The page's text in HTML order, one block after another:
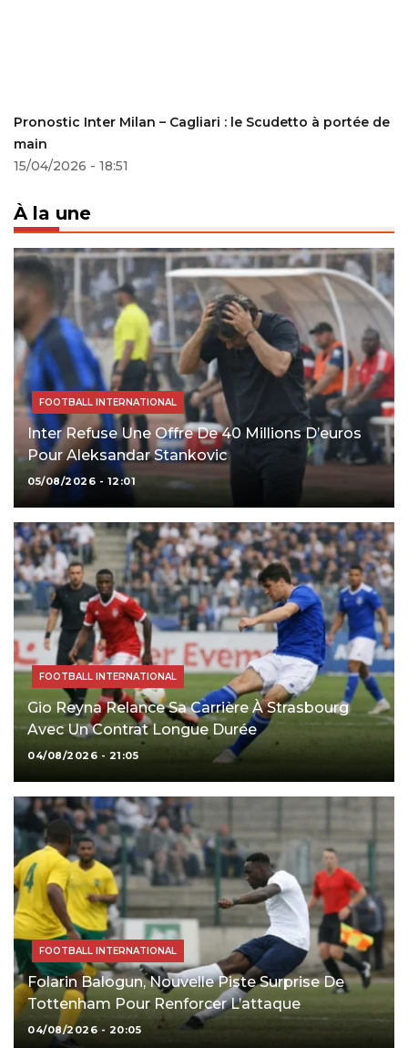
Pronostic Inter Milan – Cagliari : le Scudetto à portée de
main
15/04/2026 - 18:51
À la une
FOOTBALL INTERNATIONAL
Inter Refuse Une Offre De 40 Millions D’euros
Pour Aleksandar Stankovic
05/08/2026 - 12:01
FOOTBALL INTERNATIONAL
Gio Reyna Relance Sa Carrière À Strasbourg
Avec Un Contrat Longue Durée
04/08/2026 - 21:05
FOOTBALL INTERNATIONAL
Folarin Balogun, Nouvelle Piste Surprise De
Tottenham Pour Renforcer L’attaque
04/08/2026 - 20:05